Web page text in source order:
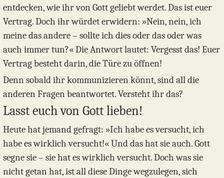
entdecken, wie ihr von Gott geliebt werdet. Das ist euer
Vertrag. Doch ihr würdet erwidern: »Nein, nein, ich
meine das andere – sollte ich dies oder das oder was
auch immer tun?« Die Antwort lautet: Vergesst das! Euer
Vertrag besteht darin, die Türe zu öffnen!
Denn sobald ihr kommunizieren könnt, sind all die
anderen Fragen beantwortet. Versteht ihr das?
Lasst euch von Gott lieben!
Heute hat jemand gefragt: »Ich habe es versucht, ich
habe es wirklich versucht!« Und das hat sie auch. Gott
segne sie – sie hat es wirklich versucht. Doch was sie
nicht getan hat, ist all diese Dinge wegzulegen, sich